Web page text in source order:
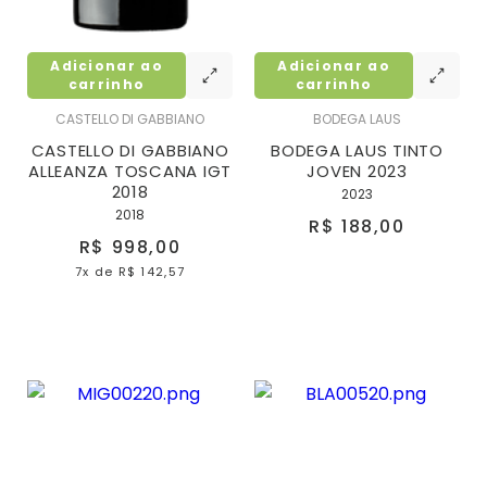
CASTELLO DI GABBIANO
CASTELLO DI GABBIANO
ALLEANZA TOSCANA IGT
2018
2018
R$ 998,00
7x de R$ 142,57
Adicionar ao
carrinho
BODEGA LAUS
BODEGA LAUS TINTO
JOVEN 2023
2023
R$ 188,00
Adicionar ao
carrinho